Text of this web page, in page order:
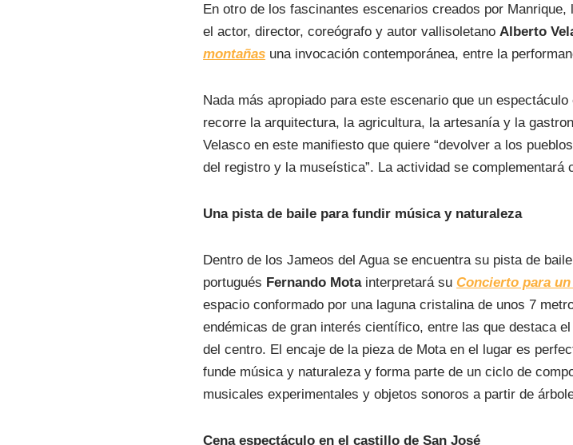
En otro de los fascinantes escenarios creados por
el actor, director, coreógrafo y autor vallisoletanoAlberto
montañas una invocación contemporánea, entre la
Nada más apropiado para este escenario que un
recorre la arquitectura, la agricultura, la artesanía y la
Velasco en este manifiesto que quiere “devolver a los
del registro y la museística”. La actividad se complementará
Una pista de baile para fundir música y naturaleza
Dentro de los Jameos del Agua se encuentra su pista de
portugués Fernando Motainterpretará suConcierto para
espacio conformado por una laguna cristalina de unos 7
endémicas de gran interés científico, entre las que destaca
del centro. El encaje de la pieza de Mota en el lugar es
funde música y naturaleza y forma parte de un ciclo de
musicales experimentales y objetos sonoros a partir de
Cena espectáculo en el castillo de San José